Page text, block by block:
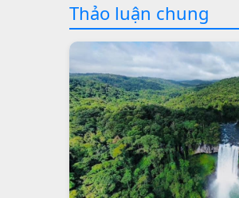
Thảo luận chung